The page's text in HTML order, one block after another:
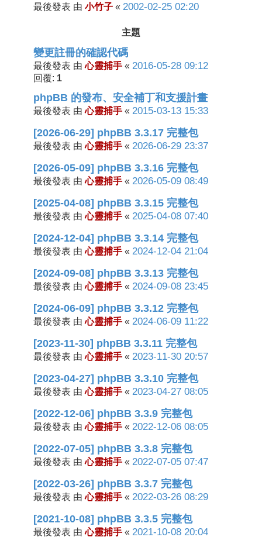
最後發表 由 小竹子 « 2002-02-25 02:20
主題
變更註冊的確認代碼
最後發表 由心靈捕手 « 2016-05-28 09:12
回覆: 1
phpBB 的發布、安全補丁和支援計畫
最後發表 由心靈捕手 « 2015-03-13 15:33
[2026-06-29] phpBB 3.3.17 完整包
最後發表 由心靈捕手 « 2026-06-29 23:37
[2026-05-09] phpBB 3.3.16 完整包
最後發表 由心靈捕手 « 2026-05-09 08:49
[2025-04-08] phpBB 3.3.15 完整包
最後發表 由心靈捕手 « 2025-04-08 07:40
[2024-12-04] phpBB 3.3.14 完整包
最後發表 由心靈捕手 « 2024-12-04 21:04
[2024-09-08] phpBB 3.3.13 完整包
最後發表 由心靈捕手 « 2024-09-08 23:45
[2024-06-09] phpBB 3.3.12 完整包
最後發表 由心靈捕手 « 2024-06-09 11:22
[2023-11-30] phpBB 3.3.11 完整包
最後發表 由心靈捕手 « 2023-11-30 20:57
[2023-04-27] phpBB 3.3.10 完整包
最後發表 由心靈捕手 « 2023-04-27 08:05
[2022-12-06] phpBB 3.3.9 完整包
最後發表 由心靈捕手 « 2022-12-06 08:05
[2022-07-05] phpBB 3.3.8 完整包
最後發表 由心靈捕手 « 2022-07-05 07:47
[2022-03-26] phpBB 3.3.7 完整包
最後發表 由心靈捕手 « 2022-03-26 08:29
[2021-10-08] phpBB 3.3.5 完整包
最後發表 由心靈捕手 « 2021-10-08 20:04